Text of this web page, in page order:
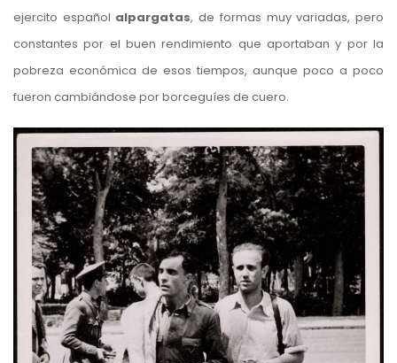
ejercito español alpargatas, de formas muy variadas, pero
constantes por el buen rendimiento que aportaban y por la
pobreza económica de esos tiempos, aunque poco a poco
fueron cambiándose por borceguíes de cuero.